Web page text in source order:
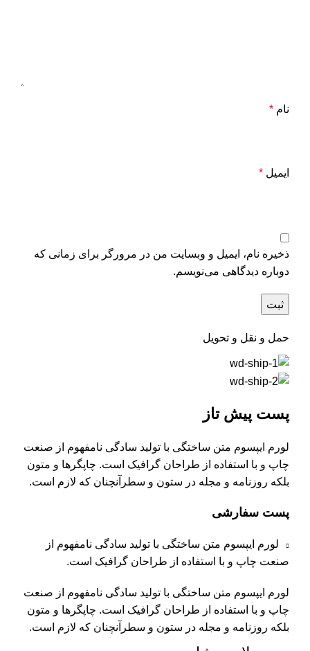
نام *
ایمیل *
ذخیره نام، ایمیل و وبسایت من در مرورگر برای زمانی که
دوباره دیدگاهی می‌نویسم.
حمل و نقل و تحویل
پست پیش تاز
لورم ایپسوم متن ساختگی با تولید سادگی نامفهوم از صنعت
چاپ و با استفاده از طراحان گرافیک است. چاپگرها و متون
بلکه روزنامه و مجله در ستون و سطرآنچنان که لازم است.
پست سفارشی
لورم ایپسوم متن ساختگی با تولید سادگی نامفهوم از
صنعت چاپ و با استفاده از طراحان گرافیک است.
لورم ایپسوم متن ساختگی با تولید سادگی نامفهوم از صنعت
چاپ و با استفاده از طراحان گرافیک است. چاپگرها و متون
بلکه روزنامه و مجله در ستون و سطرآنچنان که لازم است.